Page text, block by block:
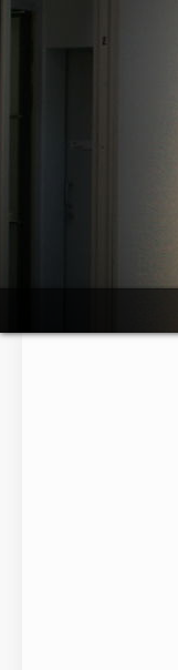
Skip to main content
MAIN MENU